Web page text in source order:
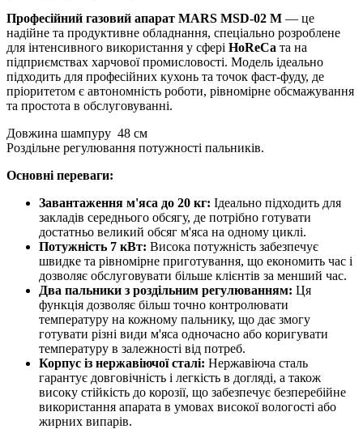
Професійний газовий апарат MARS MSD-02 M — це
надійне та продуктивне обладнання, спеціально розроблене
для інтенсивного використання у сфері HoReCa та на
підприємствах харчової промисловості. Модель ідеально
підходить для професійних кухонь та точок фаст-фуду, де
пріоритетом є автономність роботи, рівномірне обсмажування
та простота в обслуговуванні.
Довжина шампуру 48 см
Роздільне регулювання потужності пальників.
Основні переваги:
Завантаження м'яса до 20 кг: Ідеально підходить для
закладів середнього обсягу, де потрібно готувати
достатньо великий обсяг м'яса на одному циклі.
Потужність 7 кВт: Висока потужність забезпечує
швидке та рівномірне приготування, що економить час і
дозволяє обслуговувати більше клієнтів за менший час.
Два пальники з роздільним регулюванням: Ця
функція дозволяє більш точно контролювати
температуру на кожному пальнику, що дає змогу
готувати різні види м'яса одночасно або коригувати
температуру в залежності від потреб.
Корпус із нержавіючої сталі: Нержавіюча сталь
гарантує довговічність і легкість в догляді, а також
високу стійкість до корозії, що забезпечує безперебійне
використання апарата в умовах високої вологості або
жирних випарів.